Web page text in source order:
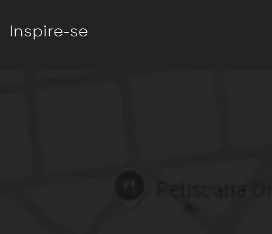
Inspire-se